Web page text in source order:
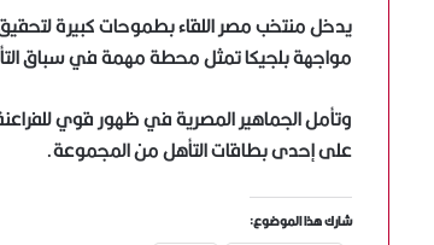
يدخل منتخب مصر اللقاء بطموحات كبيرة
مواجهة بلجيكا تمثل محطة مهمة في سباق
وتأمل الجماهير المصرية في ظهور قوي
على إحدى بطاقات التأهل من المجموعة.
شارك هذا الموضوع: